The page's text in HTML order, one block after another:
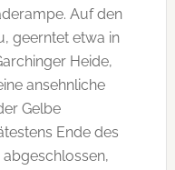
Auf den
geerntet etwa in
Heide,
ansehnliche
Gelbe
Ende des